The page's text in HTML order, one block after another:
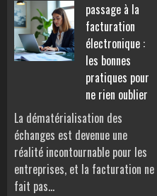
passage à la
facturation
électronique :
les bonnes
pratiques pour
ne rien oublier
La dématérialisation des
échanges est devenue une
réalité incontournable pour les
entreprises, et la facturation ne
fait pas…